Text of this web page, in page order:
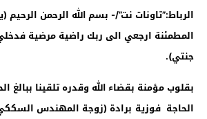
الرباط:”تاونات نت”/- بسم الله الرحمن الرحيم
المطمئنة ارجعي الى ربك راضية مرضية
جنتي).
بقلوب مؤمنة بقضاء الله وقدره تلقينا ببالغ
الحاجة فوزية برادة (زوجة المهندس